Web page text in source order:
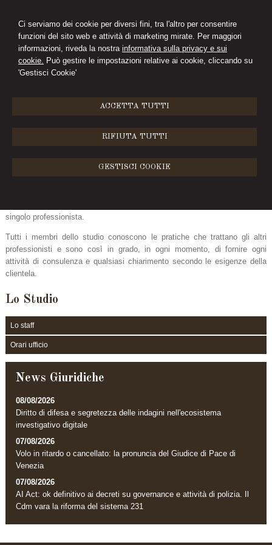
Ci serviamo dei cookie per diversi fini, tra l'altro per consentire
funzioni del sito web e attività di marketing mirate. Per maggiori
informazioni, riveda la nostra informativa sulla privacy e sui
cookie. Può gestire le impostazioni relative ai cookie, cliccando su
'Gestisci Cookie'
ACCETTA TUTTI
RIFIUTA TUTTI
GESTISCI COOKIE
CIMINI&FERRARI
STUDIO LEGALE
singolo professionista.
Tutti i membri dello studio conoscono le pratiche che trattano gli altri
professionisti e sono così in grado, in ogni momento, di fornire ogni
attività di consulenza e qualsiasi chiarimento secondo le esigenze della
clientela.
Lo Studio
Lo staff
Orari ufficio
News Giuridiche
08/08/2026
Diritto di difesa e segretezza delle indagini nell'ecosistema
investigativo digitale
07/08/2026
Volo in ritardo o cancellato: la pronuncia del Giudice di Pace di
Venezia
07/08/2026
AI Act: ok definitivo ai decreti su governance e attività di polizia. Il
Cdm vara la riforma del sistema 231